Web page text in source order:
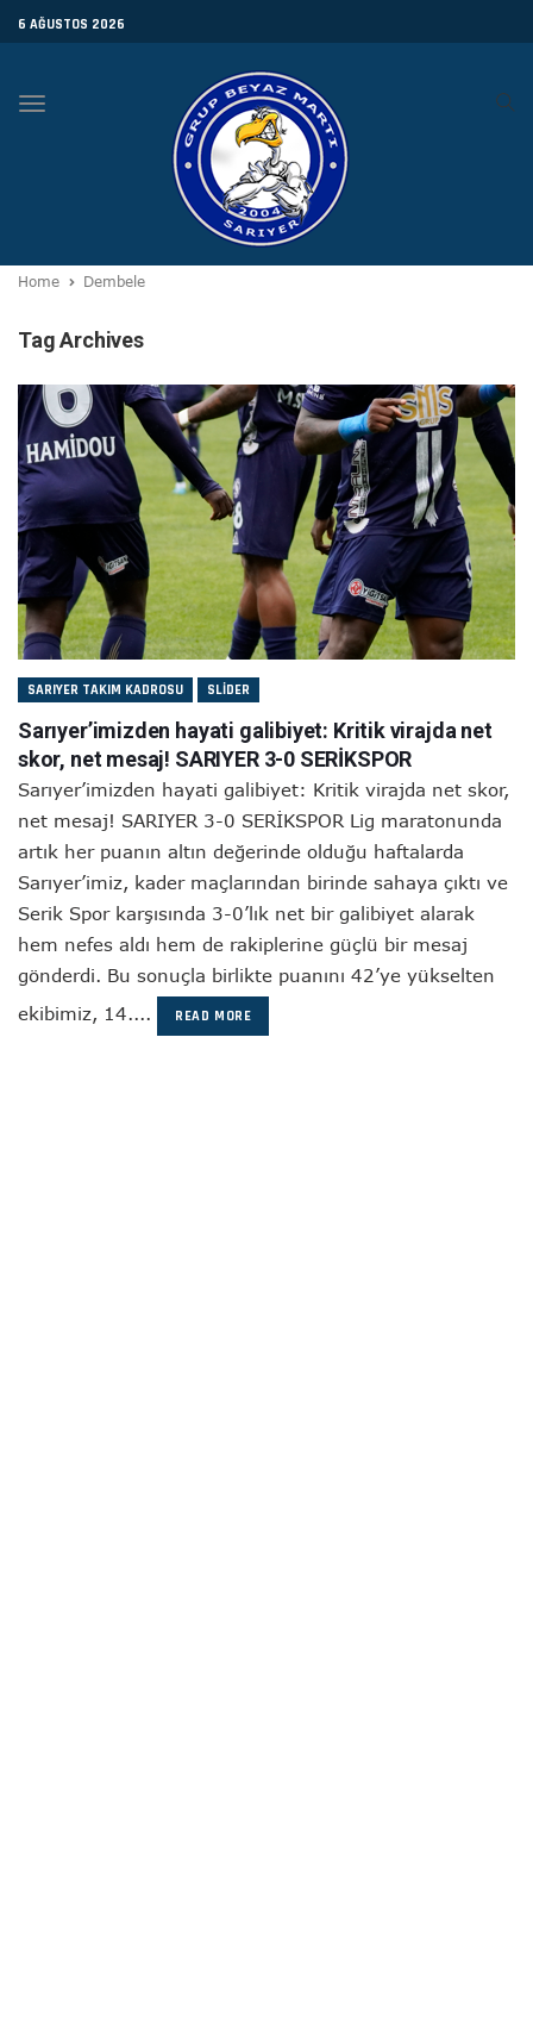
6 AĞUSTOS 2026
Toggle
Home Dembele
Tag Archives
SARIYER TAKIM KADROSU SLIDER
Sarıyer’imizden hayati galibiyet: Kritik virajda net
skor, net mesaj! SARIYER 3-0 SERİKSPOR
Sarıyer’imizden hayati galibiyet: Kritik virajda net skor,
net mesaj! SARIYER 3-0 SERİKSPOR Lig maratonunda
artık her puanın altın değerinde olduğu haftalarda
Sarıyer’imiz, kader maçlarından birinde sahaya çıktı ve
Serik Spor karşısında 3-0’lık net bir galibiyet alarak
hem nefes aldı hem de rakiplerine güçlü bir mesaj
gönderdi. Bu sonuçla birlikte puanını 42’ye yükselten
ekibimiz, 14....
READ MORE